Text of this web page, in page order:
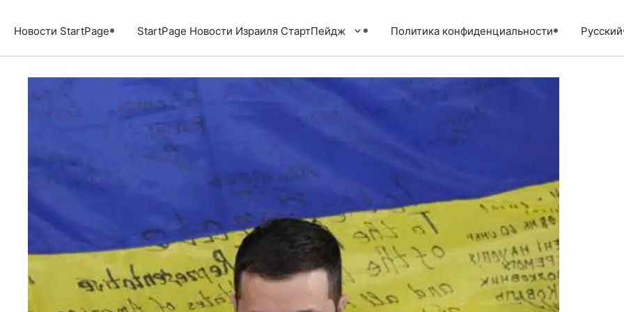
содержимому
Новости StartPage StartPage Новости Израиля СтартПейдж Политика конфиденциальности Русский